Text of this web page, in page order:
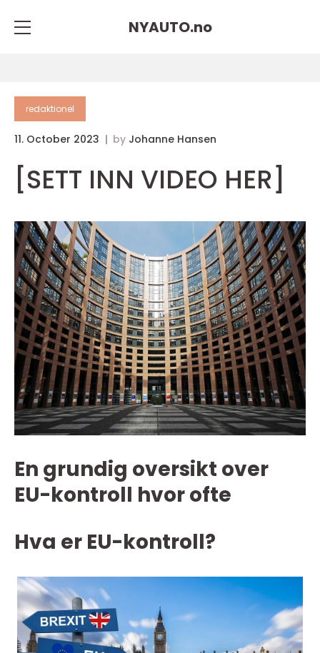
NYAUTO.no
redaktionel
11. October 2023 by Johanne Hansen
[SETT INN VIDEO HER]
En grundig oversikt over
EU-kontroll hvor ofte
Hva er EU-kontroll?